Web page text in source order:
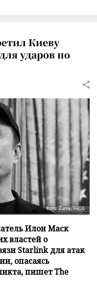
Киеву
ударов по
Фото: Zuma/ТАСС
Илон Маск
властей о
Starlink для атак
опасаясь
пишет The